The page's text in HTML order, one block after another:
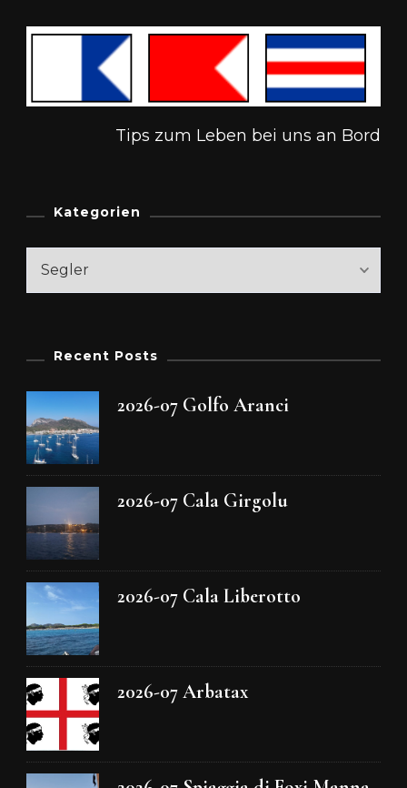
Tips zum Leben bei uns an Bord
Kategorien
Kategorien
Recent Posts
2026-07 Golfo Aranci
2026-07 Cala Girgolu
2026-07 Cala Liberotto
2026-07 Arbatax